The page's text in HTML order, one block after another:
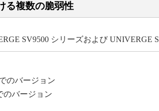
る複数の脆弱性
SV9500 シリーズおよび UNIVERGE
のバージョン
のバージョン